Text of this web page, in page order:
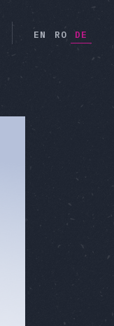
EN RO DE